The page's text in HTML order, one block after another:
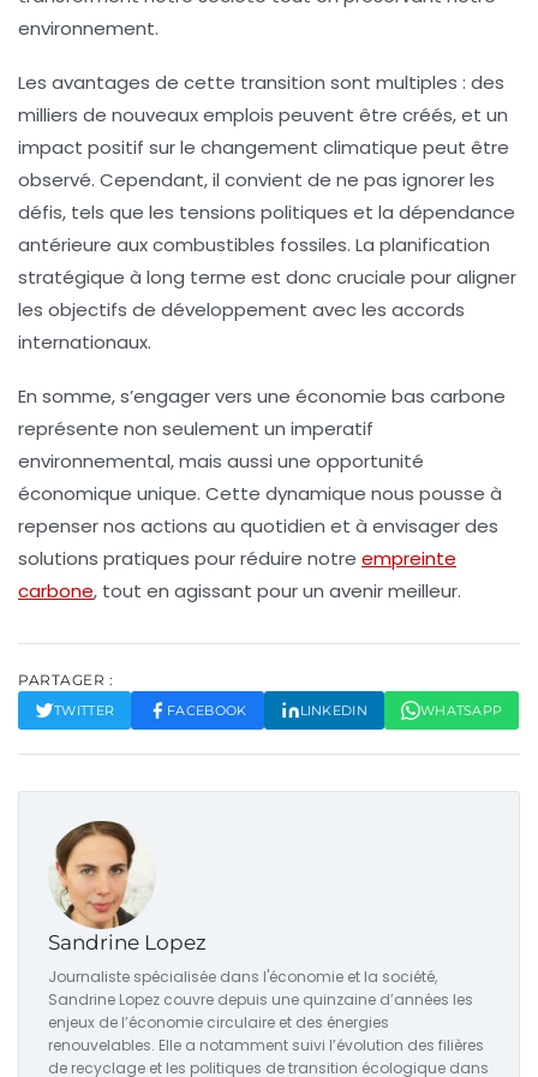
environnement.
Les avantages de cette transition sont multiples : des
milliers de nouveaux emplois peuvent être créés, et un
impact positif sur le changement climatique peut être
observé. Cependant, il convient de ne pas ignorer les
défis, tels que les tensions politiques et la dépendance
antérieure auxcombustibles fossiles. La planification
stratégique à long terme est donc cruciale pour aligner
les objectifs de développement avec les accords
internationaux.
En somme, s’engager vers une économie bas carbone
représente non seulement un imperatif
environnemental, mais aussi une opportunité
économique unique. Cette dynamique nous pousse à
repenser nos actions au quotidien et à envisager des
solutions pratiques pour réduire notre empreinte
carbone, tout en agissant pour un avenir meilleur.
PARTAGER :
TWITTER FACEBOOK LINKEDIN WHATSAPP
Sandrine Lopez
Journaliste spécialisée dans l'économie et la société,
Sandrine Lopez couvre depuis une quinzaine d’années les
enjeux de l’économie circulaire et des énergies
renouvelables. Elle a notamment suivi l’évolution des filières
de recyclage et les politiques de transition écologique dans